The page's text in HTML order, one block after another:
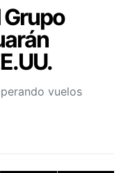
Grupo
vuelos